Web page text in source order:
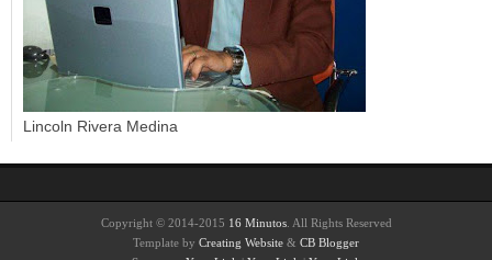
Lincoln Rivera Medina
Copyright © 2014-2015 16 Minutos. All Rights Reserved
Template by Creating Website & CB Blogger